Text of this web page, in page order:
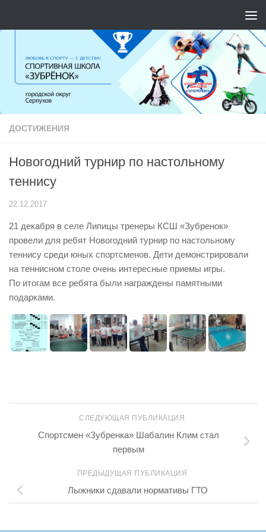
ДОСТИЖЕНИЯ
Новогодний турнир по настольному
теннису
22.12.2017
21 декабря в селе Липицы тренеры КСШ «Зубренок»
провели для ребят Новогодний турнир по настольному
теннису среди юных спортсменов. Дети демонстрировали
на теннисном столе очень интересные приемы игры.
По итогам все ребята были награждены памятными
подарками.
СЛЕДУЮЩАЯ ПУБЛИКАЦИЯ
Спортсмен «Зубренка» Шабалин Клим стал
первым
ПРЕДЫДУЩАЯ ПУБЛИКАЦИЯ
Лыжники сдавали нормативы ГТО